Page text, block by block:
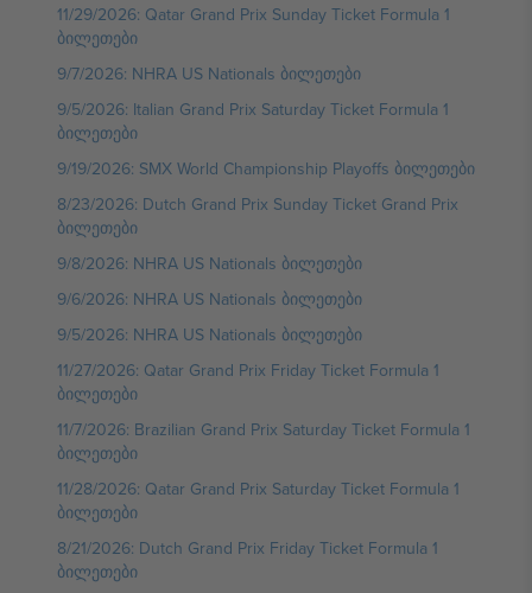
11/29/2026: Qatar Grand Prix Sunday Ticket Formula 1
ბილეთები
9/7/2026: NHRA US Nationals ბილეთები
9/5/2026: Italian Grand Prix Saturday Ticket Formula 1
ბილეთები
9/19/2026: SMX World Championship Playoffs ბილეთები
8/23/2026: Dutch Grand Prix Sunday Ticket Grand Prix
ბილეთები
9/8/2026: NHRA US Nationals ბილეთები
9/6/2026: NHRA US Nationals ბილეთები
9/5/2026: NHRA US Nationals ბილეთები
11/27/2026: Qatar Grand Prix Friday Ticket Formula 1
ბილეთები
11/7/2026: Brazilian Grand Prix Saturday Ticket Formula 1
ბილეთები
11/28/2026: Qatar Grand Prix Saturday Ticket Formula 1
ბილეთები
8/21/2026: Dutch Grand Prix Friday Ticket Formula 1
ბილეთები